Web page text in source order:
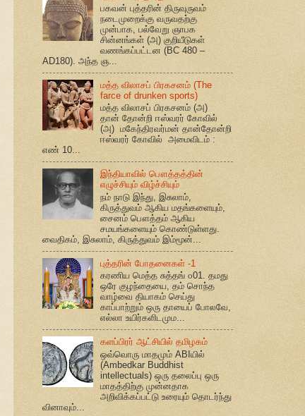
பகவன் புத்தரின் திருவுருவம்
நடைமுறைக்கு வருவதற்கு
முன்பாக, பல்வேறு ஞாபக
சின்னங்கள் (அ) குறியீடுகள்
வணங்கப்பட்டன (BC 480 –
AD180). அந்த ஞ...
மத்த விலாசப் பிரகசனம் (The
farce of drunken sports)
மத்த விலாசப் பிரகசனம் (அ)
தான் தோன்றி ஈஸ்வரர் கோவில்
(அ) மகேந்திரவர்மன் தான்தோன்றி
ஈஸ்வரர் கோவில் அமைவிடம் :
எண் 10...
இந்தியாவில் பௌத்தத்தின்
எழுச்சியும் விழ்ச்சியும்
நம் நாடு இந்து, இசுலாம்,
கிருத்துவம் ஆகிய மதங்களையும்,
சைனம் பௌத்தம் ஆகிய
சமயங்களையும் கொண்டுள்ளது.
வைதிகம், இசுலாம், கிருத்துவம் இம்மூன்...
புத்தரின் போதனைகள் -1
கரணிய மெத்த சுத்தங் ௦01. தமது
ஒரே குழந்தையை, தம் சொந்த
வாழ்வை தியாகம் செய்து
காப்பாற்றும் ஒரு தாயைப் போலவே,
எல்லா உயிர்களிடமும...
களப்பிரர் ஆட்சியில் தமிழகம்
ஒவ்வொரு மாதமும் ABIயில்
(Ambedkar Buddhist
intellectuals) ஒரு தலைப்பு ஒரு
மாதத்திற்கு முன்னதாக
அறிவிக்கப்பட்டு உரையும் தொடர்ந்து
வினாவும்...